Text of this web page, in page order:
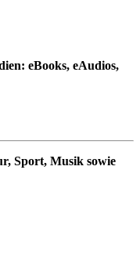
eBooks, eAudios,
Sport, Musik sowie